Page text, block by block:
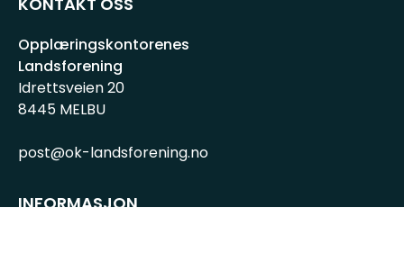
Opplæringskontorenes
Landsforening
Idrettsveien 20
8445 MELBU
post@ok-landsforening.no
INFORMASJON